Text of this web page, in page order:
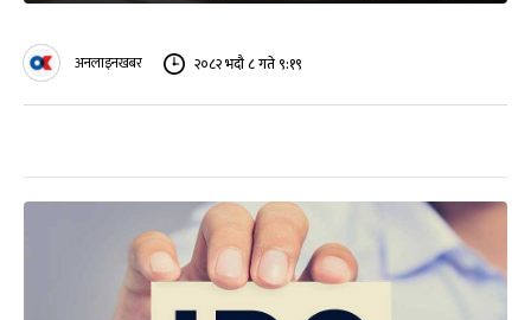
अनलाइनखबर २०८२ भदौ ८ गते ९:१९